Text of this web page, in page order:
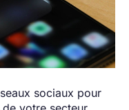
sociaux pour